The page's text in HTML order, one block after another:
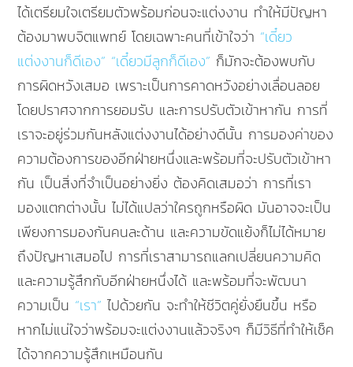
ได้เตรียมใจเตรียมตัวพร้อมก่อนจะแต่งงาน ทำให้มีปัญหา
ต้องมาพบจิตแพทย์ โดยเฉพาะคนที่เข้าใจว่า “เดี๋ยว
แต่งงานก็ดีเอง” “เดี๋ยวมีลูกก็ดีเอง” ก็มักจะต้องพบกับ
การผิดหวังเสมอ เพราะเป็นการคาดหวังอย่างเลื่อนลอย
โดยปราศจากการยอมรับ และการปรับตัวเข้าหากัน การที่
เราจะอยู่ร่วมกันหลังแต่งงานได้อย่างดีนั้น การมองค่าของ
ความต้องการของอีกฝ่ายหนึ่งและพร้อมที่จะปรับตัวเข้าหา
กัน เป็นสิ่งที่จำเป็นอย่างยิ่ง ต้องคิดเสมอว่า การที่เรา
มองแตกต่างนั้น ไม่ได้แปลว่าใครถูกหรือผิด มันอาจจะเป็น
เพียงการมองกันคนละด้าน และความขัดแย้งก็ไม่ได้หมาย
ถึงปัญหาเสมอไป การที่เราสามารถแลกเปลี่ยนความคิด
และความรู้สึกกับอีกฝ่ายหนึ่งได้ และพร้อมที่จะพัฒนา
ความเป็น “เรา”ไปด้วยกัน จะทำให้ชีวิตคู่ยั่งยืนขึ้น หรือ
หากไม่แน่ใจว่าพร้อมจะแต่งงานแล้วจริงๆ ก็มีวิธีที่ทำให้เช็ค
ได้จากความรู้สึกเหมือนกัน